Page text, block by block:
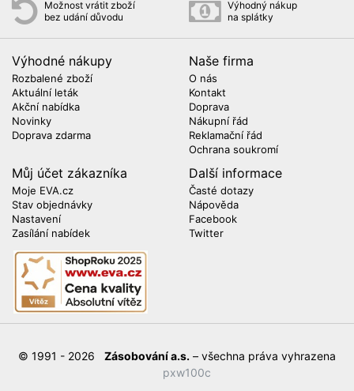
Možnost vrátit zboží
bez udání důvodu
Výhodný nákup
na splátky
Výhodné nákupy
Rozbalené zboží
Aktuální leták
Akční nabídka
Novinky
Doprava zdarma
Naše firma
O nás
Kontakt
Doprava
Nákupní řád
Reklamační řád
Ochrana soukromí
Můj účet zákazníka
Moje EVA.cz
Stav objednávky
Nastavení
Zasílání nabídek
Další informace
Časté dotazy
Nápověda
Facebook
Twitter
© 1991 - 2026 Zásobování a.s. – všechna práva vyhrazena
pxw100c